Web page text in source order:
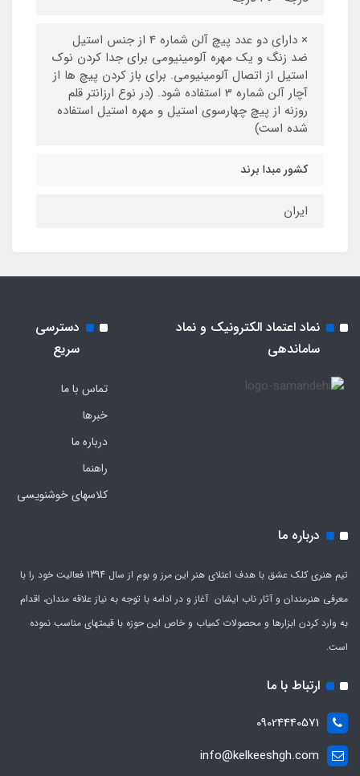
× دارای دو عدد پیچ آلن شماره 4 از جنس استیل
ضد زنگ و یک مهره آلومینیومی برای جدا کردن نوک
استیل از اتصال آلومینیومی. برای باز کردن پیچ ها از
آچار آلن شماره 3 استفاده شود. (در نوع ارزانتر قلم
روزنه از پیچ چهارسوی استیل و مهره استیل استفاده
شده است)
کشور مبدا برند
ایران
نماد اعتماد الکترونیک و نماد
ساماندهی
دسترسی
سریع
تماس با ما
خبرها
درباره ما
راهنما
کلاسهای خوشنویسی
درباره ما
تیم هنری کلک عشق با هدف اعتلای هنر این مرز و بوم از سال 1394 فعالیت خود را با
معرفی هنرمندان و آثار ناب ایشان آغاز و در ادامه با توجه به نیاز علاقه مندان، اقدام
به وارد کردن ابزارها و محصولات کمیاب و خاص این حوزه با قیمتهای مناسب نموده
است.
ارتباط با ما
09024440571
info@kelkeeshgh.com